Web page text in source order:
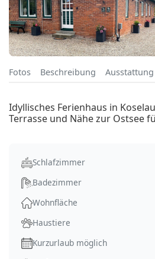
Fotos Beschreibung Ausstattung
Idyllisches Ferienhaus in
Terrasse und Nähe zur Ostsee
Schlafzimmer
Badezimmer
Wohnfläche
Haustiere
Kurzurlaub möglich